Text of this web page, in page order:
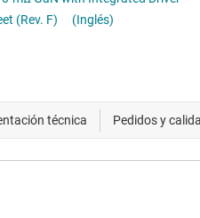
(Rev. F)
(Inglés)